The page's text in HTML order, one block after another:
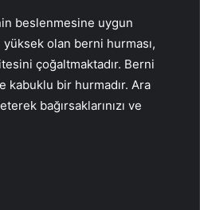
beslenmesine uygun
olan berni hurması,
çoğaltmaktadır. Berni
kabuklu bir hurmadır. Ara
bağırsaklarınızı ve